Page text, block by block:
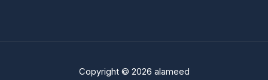
Copyright © 2026 alameed